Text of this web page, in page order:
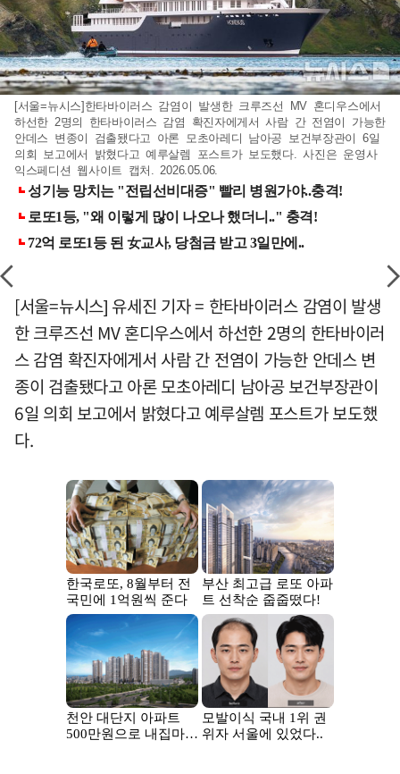
[서울=뉴시스]한타바이러스 감염이 발생한 크루즈선 MV 혼디우스에서
하선한 2명의 한타바이러스 감염 확진자에게서 사람 간 전염이 가능한
안데스 변종이 검출됐다고 아론 모초아레디 남아공 보건부장관이 6일
의회 보고에서 밝혔다고 예루살렘 포스트가 보도했다. 사진은 운영사
익스페디션 웹사이트 캡처. 2026.05.06.
[서울=뉴시스] 유세진 기자 = 한타바이러스 감염이 발생
한 크루즈선 MV 혼디우스에서 하선한 2명의 한타바이러
스 감염 확진자에게서 사람 간 전염이 가능한 안데스 변
종이 검출됐다고 아론 모초아레디 남아공 보건부장관이
6일 의회 보고에서 밝혔다고 예루살렘 포스트가 보도했
다.